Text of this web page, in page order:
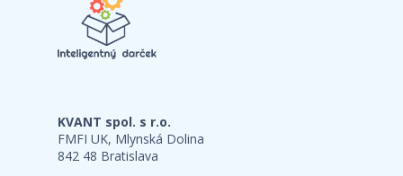
KVANT spol. s r.o.
FMFI UK, Mlynská Dolina
842 48 Bratislava